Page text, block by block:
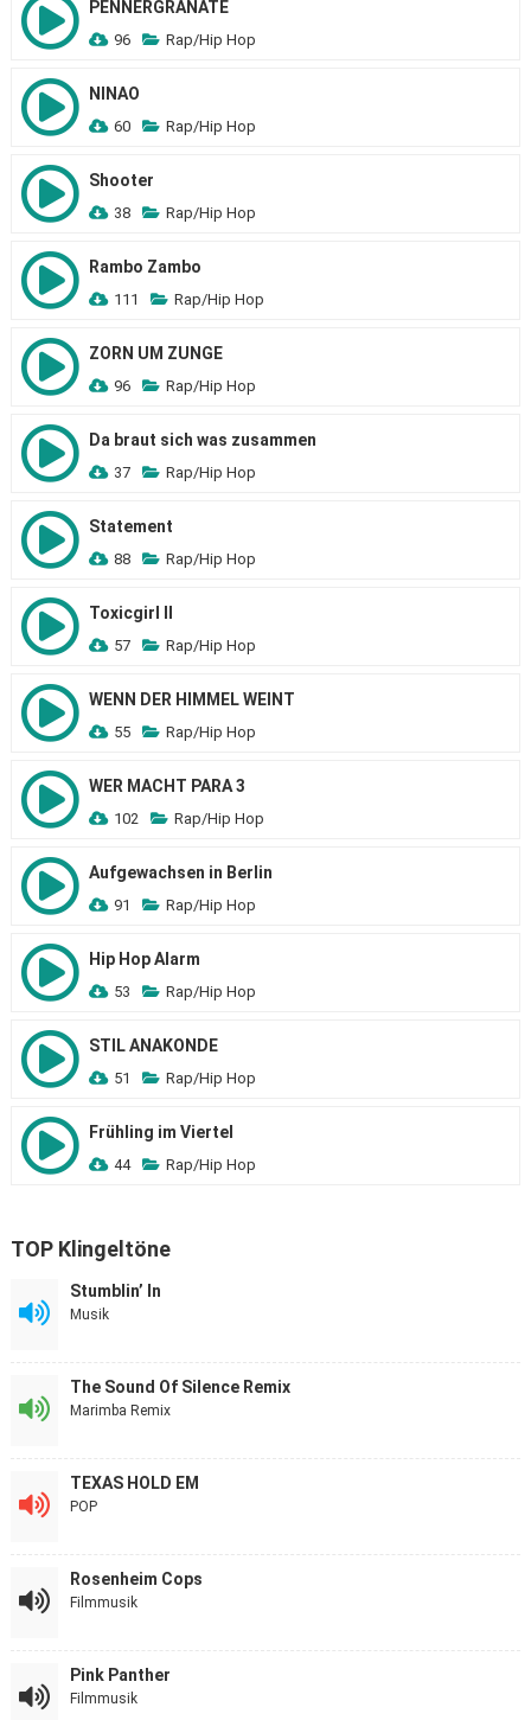
PENNERGRANATE
96 Rap/Hip Hop
NINAO
60 Rap/Hip Hop
Shooter
38 Rap/Hip Hop
Rambo Zambo
111 Rap/Hip Hop
ZORN UM ZUNGE
96 Rap/Hip Hop
Da braut sich was zusammen
37 Rap/Hip Hop
Statement
88 Rap/Hip Hop
Toxicgirl II
57 Rap/Hip Hop
WENN DER HIMMEL WEINT
55 Rap/Hip Hop
WER MACHT PARA 3
102 Rap/Hip Hop
Aufgewachsen in Berlin
91 Rap/Hip Hop
Hip Hop Alarm
53 Rap/Hip Hop
STIL ANAKONDE
51 Rap/Hip Hop
Frühling im Viertel
44 Rap/Hip Hop
TOP Klingeltöne
Stumblin’ In
Musik
The Sound Of Silence Remix
Marimba Remix
TEXAS HOLD EM
POP
Rosenheim Cops
Filmmusik
Pink Panther
Filmmusik